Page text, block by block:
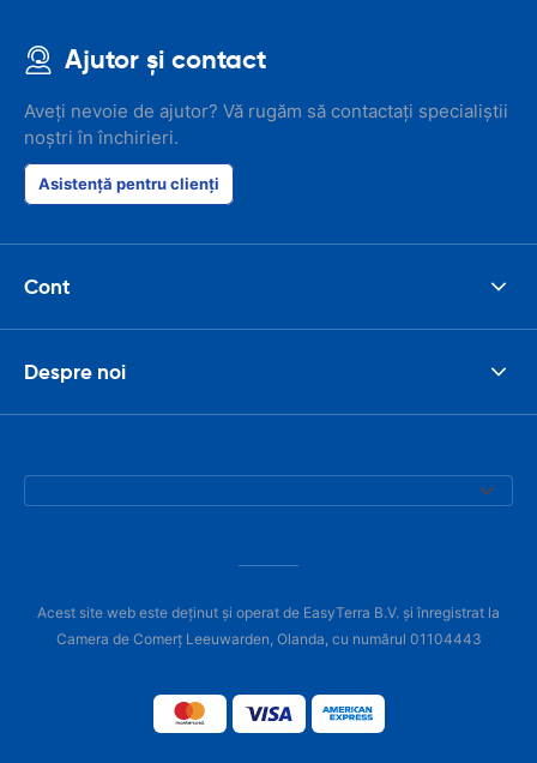
Ajutor și contact
Aveți nevoie de ajutor? Vă rugăm să contactați specialiștii
noștri în închirieri.
Asistență pentru clienți
Cont
Despre noi
Acest site web este deținut și operat de EasyTerra B.V. și înregistrat la
Camera de Comerț Leeuwarden, Olanda, cu numărul 01104443